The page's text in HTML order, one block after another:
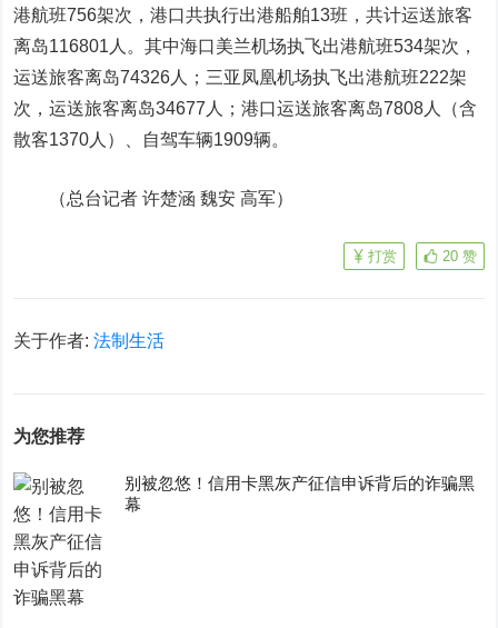
港航班756架次，港口共执行出港船舶13班，共计运送旅客
离岛116801人。其中海口美兰机场执飞出港航班534架次，
运送旅客离岛74326人；三亚凤凰机场执飞出港航班222架
次，运送旅客离岛34677人；港口运送旅客离岛7808人（含
散客1370人）、自驾车辆1909辆。
（总台记者 许楚涵 魏安 高军）
20 赞
打赏
关于作者:法制生活
为您推荐
别被忽悠！信用卡黑灰产征信申诉背后的诈骗黑
幕